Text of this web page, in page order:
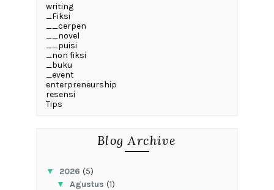
writing
_Fiksi
__cerpen
__novel
__puisi
_non fiksi
_buku
_event
enterpreneurship
resensi
Tips
Blog Archive
▼ 2026 (5)
▼ Agustus (1)